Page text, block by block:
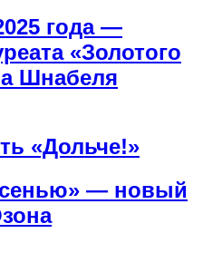
года —
«Золотого
Шнабеля
«Дольче!»
— новый